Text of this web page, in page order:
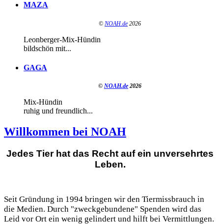
MAZA
© NOAH.de 2026
Leonberger-Mix-Hündin
bildschön mit...
GAGA
© NOAH.de 2026
Mix-Hündin
ruhig und freundlich...
Willkommen bei NOAH
Jedes Tier hat das Recht auf ein unversehrtes
Leben.
Seit Gründung in 1994 bringen wir den Tiermissbrauch in
die Medien. Durch "zweckgebundene" Spenden wird das
Leid vor Ort ein wenig gelindert und hilft bei Vermittlungen.